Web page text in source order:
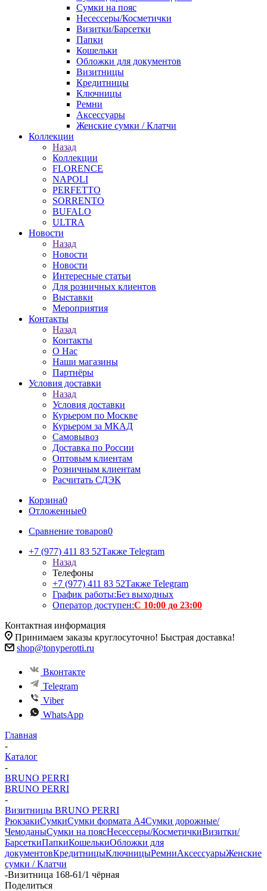
Сумки на пояс
Несессеры/Косметички
Визитки/Барсетки
Папки
Кошельки
Обложки для документов
Визитницы
Кредитницы
Ключницы
Ремни
Аксессуары
Женские сумки / Клатчи
Коллекции
Назад
Коллекции
FLORENCE
NAPOLI
PERFETTO
SORRENTO
BUFALO
ULTRA
Новости
Назад
Новости
Новости
Интересные статьи
Для розничных клиентов
Выставки
Мероприятия
Контакты
Назад
Контакты
О Нас
Наши магазины
Партнёры
Условия доставки
Назад
Условия доставки
Курьером по Москве
Курьером за МКАД
Самовывоз
Доставка по России
Оптовым клиентам
Розничным клиентам
Расчитать СДЭК
Корзина0
Отложенные0
Сравнение товаров0
+7 (977) 411 83 52Также Telegram
Назад
Телефоны
+7 (977) 411 83 52Также Telegram
График работы:Без выходных
Оператор доступен:С 10:00 до 23:00
Контактная информация
Принимаем заказы круглосуточно! Быстрая доставка!
shop@tonyperotti.ru
Вконтакте
Telegram
Viber
WhatsApp
Главная
-
Каталог
-
BRUNO PERRI
BRUNO PERRI
-
Визитницы BRUNO PERRI
РюкзакиСумкиСумки формата А4Сумки дорожные/
ЧемоданыСумки на поясНесессеры/КосметичкиВизитки/
БарсеткиПапкиКошелькиОбложки для
документовКредитницыКлючницыРемниАксессуарыЖенские
сумки / Клатчи
-Визитница 168-61/1 чёрная
Поделиться